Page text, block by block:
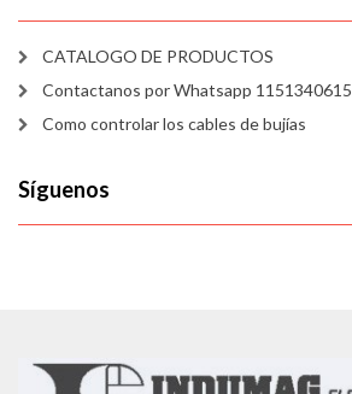
CATALOGO DE PRODUCTOS
Contactanos por Whatsapp 1151340615
Como controlar los cables de bujías
Síguenos